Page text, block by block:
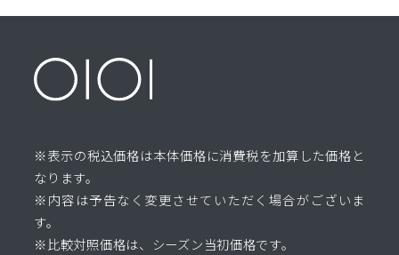
※表示の税込価格は本体価格に消費税を加算した価格と
なります。
※内容は予告なく変更させていただく場合がございま
す。
※比較対照価格は、シーズン当初価格です。